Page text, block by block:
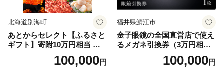
北海道別海町
あとからセレクト【ふるさと
ギフト】寄附10万円相当 あ
とから選べる！ ギフト いく
ら ほたて 海鮮 牛肉 別海町
100,000円
福井県鯖江市
金子眼鏡の全国直営店で使え
るメガネ引換券（3万円相
100,000円